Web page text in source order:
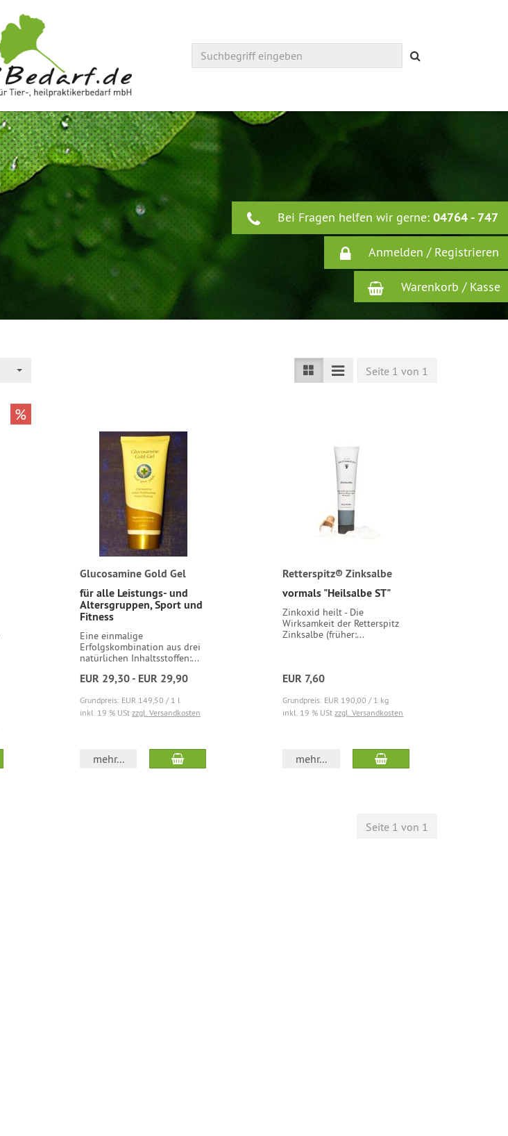
Bei Fragen helfen wir gerne: 04764 - 747
Anmelden / Registrieren
Warenkorb / Kasse
Seite 1 von 1
%
Glucosamine Gold Gel
für alle Leistungs- und
Altersgruppen, Sport und
Fitness
Eine einmalige
Erfolgskombination aus drei
natürlichen Inhaltsstoffen:...
EUR 29,30 - EUR 29,90
Grundpreis: EUR 149,50 / 1 l
inkl. 19 % USt zzgl. Versandkosten
mehr...
Retterspitz® Zinksalbe
vormals "Heilsalbe ST"
Zinkoxid heilt - Die
Wirksamkeit der Retterspitz
Zinksalbe (früher:...
EUR 7,60
Grundpreis: EUR 190,00 / 1 kg
inkl. 19 % UStzzgl. Versandkosten
mehr...
Seite 1 von 1